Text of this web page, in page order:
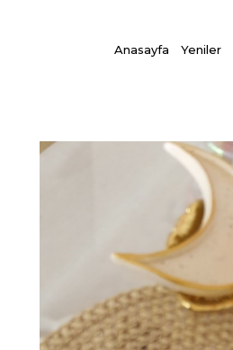
Anasayfa Yeniler